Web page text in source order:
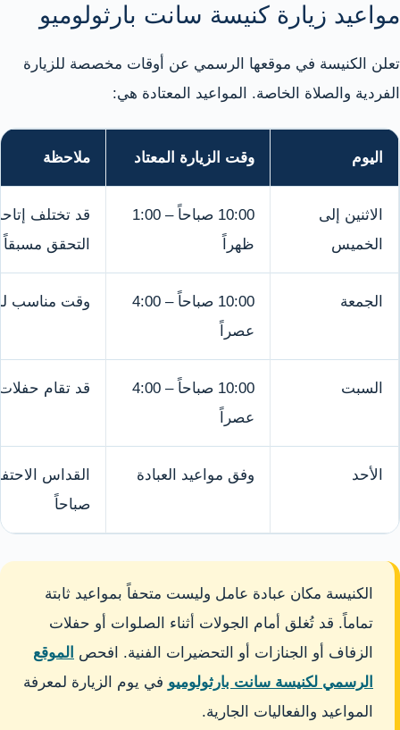
مواعيد زيارة كنيسة سانت بارثولوميو
تعلن الكنيسة في موقعها الرسمي عن أوقات مخصصة للزيارة
الفردية والصلاة الخاصة. المواعيد المعتادة هي:
اليوم وقت الزيارة المعتاد ملاحظة
الاثنين إلى
الخميس
10:00 صباحاً – 1:00
ظهراً
قد تختلف
التحقق مسبقاً
الجمعة
10:00 صباحاً – 4:00
عصراً
وقت مناسب
السبت
10:00 صباحاً – 4:00
عصراً
قد تقام
الأحد
وفق مواعيد العبادة
صباحاً
الكنيسة مكان عبادة عامل وليست متحفاً بمواعيد ثابتة
تماماً. قد تُغلق أمام الجولات أثناء الصلوات أو حفلات
الزفاف أو الجنازات أو التحضيرات الفنية. افحص الموقع
الرسمي لكنيسة سانت بارثولوميو في يوم الزيارة لمعرفة
المواعيد والفعاليات الجارية.